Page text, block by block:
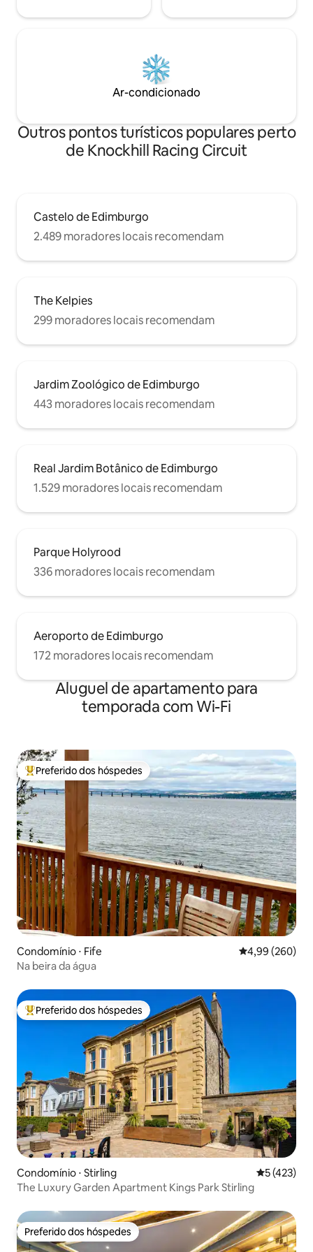
Ar-condicionado
Outros pontos turísticos populares perto
de Knockhill Racing Circuit
Castelo de Edimburgo
2.489 moradores locais recomendam
The Kelpies
299 moradores locais recomendam
Jardim Zoológico de Edimburgo
443 moradores locais recomendam
Real Jardim Botânico de Edimburgo
1.529 moradores locais recomendam
Parque Holyrood
336 moradores locais recomendam
Aeroporto de Edimburgo
172 moradores locais recomendam
Aluguel de apartamento para
temporada com Wi-Fi
Entre os melhores preferidos dos hóspedes
Preferido dos hóspedes
Condomínio ⋅ Fife 4,99 de uma
4,99 (260)
Na beira da água
Entre os melhores preferidos dos hóspedes
Preferido dos hóspedes
Condomínio ⋅ Stirling 5 de uma
5 (423)
The Luxury Garden Apartment Kings Park Stirling
Preferido dos hóspedes
Preferido dos hóspedes